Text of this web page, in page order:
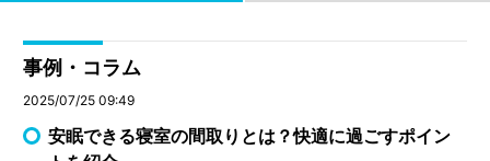
事例・コラム
2025/07/25 09:49
安眠できる寝室の間取りとは？快適に過ごすポイン